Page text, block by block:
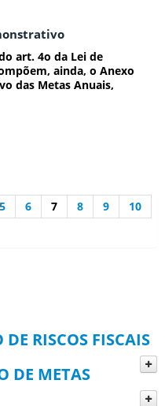
art. 4o da Lei de
ainda, o Anexo
das Metas Anuais,
5 6 7 8 9
10
RISCOS FISCAIS
DE RISCOS
DE METAS